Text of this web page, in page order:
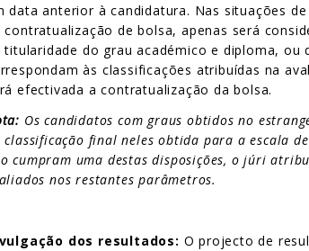
data anterior à candidatura. Nas situações
contratualização de bolsa, apenas será
titularidade do grau académico e diploma,
às classificações atribuídas na
efectivada a contratualização da bolsa.
Os candidatos com graus obtidos no
classificação final neles obtida para a escala
cumpram uma destas disposições, o júri
nos restantes parâmetros.
dos resultados: O projecto de